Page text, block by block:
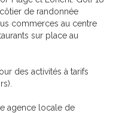
de randonnée
commerces au centre
sur place au
des activités à tarifs
agence locale de